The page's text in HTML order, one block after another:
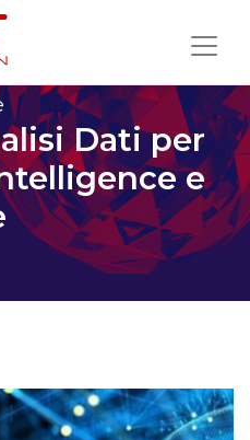
Dati per
e